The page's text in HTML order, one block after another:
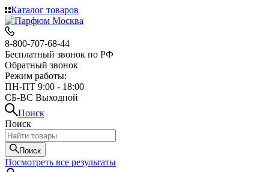
Каталог товаров
8-800-707-68-44
Бесплатный звонок по РФ
Обратный звонок
Режим работы:
ПН-ПТ 9:00 - 18:00
СБ-ВС Выходной
Поиск
Поиск
Поиск
Посмотреть все результаты